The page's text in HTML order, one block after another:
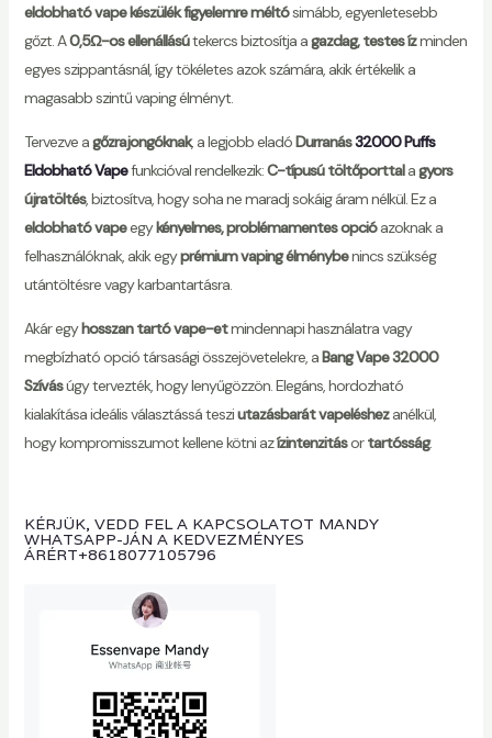
eldobható vape készülék figyelemre méltósimább, egyenletesebb
gőzt. A0,5Ω-os ellenállásútekercs biztosítja agazdag, testes ízminden
egyes szippantásnál, így tökéletes azok számára, akik értékelik a
magasabb szintű vaping élményt.
Tervezve agőzrajongóknak, a legjobb eladóDurranás32000 Puffs
Eldobható Vapefunkcióval rendelkezik:C-típusú töltőporttalagyors
újratöltés, biztosítva, hogy soha ne maradj sokáig áram nélkül. Ez a
eldobható vapeegykényelmes, problémamentes opcióazoknak a
felhasználóknak, akik egyprémium vaping élménybenincs szükség
utántöltésre vagy karbantartásra.
Akár egyhosszan tartó vape-etmindennapi használatra vagy
megbízható opció társasági összejövetelekre, aBang Vape 32000
Szívásúgy tervezték, hogy lenyűgözzön. Elegáns, hordozható
kialakítása ideális választássá tesziutazásbarát vapeléshezanélkül,
hogy kompromisszumot kellene kötni azízintenzitásortartósság.
KÉRJÜK, VEDD FEL A KAPCSOLATOT MANDY
WHATSAPP-JÁN A KEDVEZMÉNYES
ÁRÉRT+8618077105796